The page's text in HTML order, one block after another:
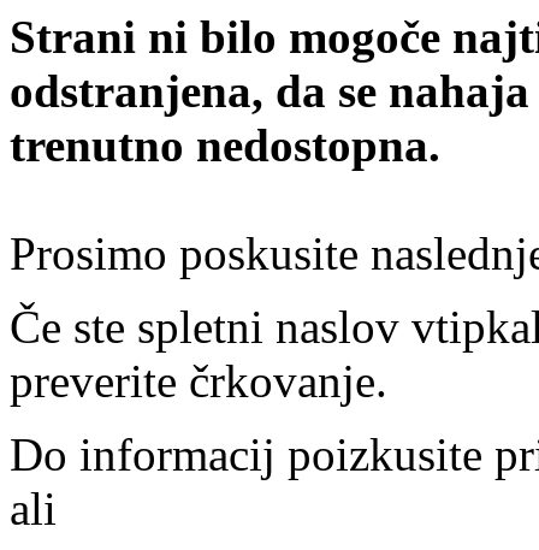
Strani ni bilo mogoče
odstranjena, da se
trenutno nedostopna.
Prosimo poskusite
Če ste spletni naslov
preverite črkovanje.
Do informacij poizkusite
ali